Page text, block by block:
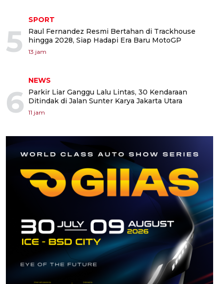
5
SPORT
Raul Fernandez Resmi Bertahan di Trackhouse
hingga 2028, Siap Hadapi Era Baru MotoGP
13 jam
6
NEWS
Parkir Liar Ganggu Lalu Lintas, 30 Kendaraan
Ditindak di Jalan Sunter Karya Jakarta Utara
11 jam